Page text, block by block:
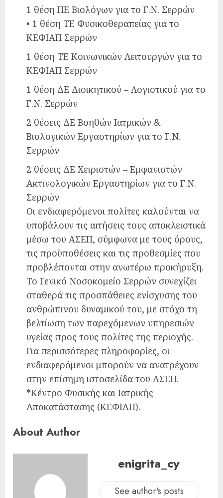
1 θέση ΠΕ Βιολόγων για το Γ.Ν. Σερρών
• 1 θέση ΤΕ Φυσικοθεραπείας για το
ΚΕΦΙΑΠ Σερρών
1 θέση ΤΕ Κοινωνικών Λειτουργών για το
ΚΕΦΙΑΠ Σερρών
1 θέση ΔΕ Διοικητικού – Λογιστικού για το
Γ.Ν. Σερρών
2 θέσεις ΔΕ Βοηθών Ιατρικών &
Βιολογικών Εργαστηρίων για το Γ.Ν.
Σερρών
2 θέσεις ΔΕ Χειριστών – Εμφανιστών
Ακτινολογικών Εργαστηρίων για το Γ.Ν.
Σερρών
Οι ενδιαφερόμενοι πολίτες καλούνται να
υποβάλουν τις αιτήσεις τους αποκλειστικά
μέσω του ΑΣΕΠ, σύμφωνα με τους όρους,
τις προϋποθέσεις και τις προθεσμίες που
προβλέπονται στην ανωτέρω προκήρυξη.
Το Γενικό Νοσοκομείο Σερρών συνεχίζει
σταθερά τις προσπάθειες ενίσχυσης του
ανθρώπινου δυναμικού του, με στόχο τη
βελτίωση των παρεχόμενων υπηρεσιών
υγείας προς τους πολίτες της περιοχής.
Για περισσότερες πληροφορίες, οι
ενδιαφερόμενοι μπορούν να ανατρέχουν
στην επίσημη ιστοσελίδα του ΑΣΕΠ.
*Κέντρο Φυσικής και Ιατρικής
Αποκατάστασης (ΚΕΦΙΑΠ).
About Author
enigrita_cy
See author's posts